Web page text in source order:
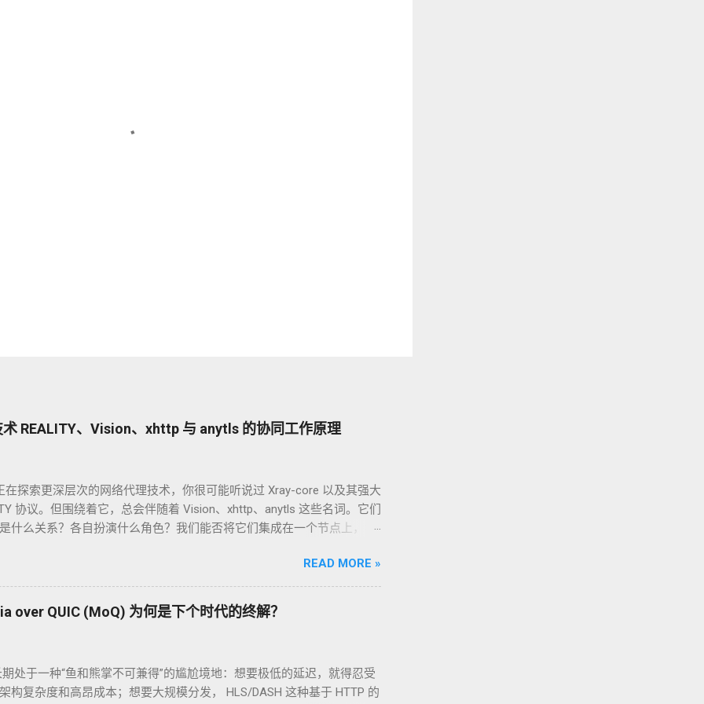
REALITY、Vision、xhttp 与 anytls 的协同工作原理
探索更深层次的网络代理技术，你很可能听说过 Xray-core 以及其强大
协议。但围绕着它，总会伴随着 Vision、xhttp、anytls 这些名词。它们
什么关系？各自扮演什么角色？我们能否将它们集成在一个节点上，打
团队” 首先，我们需要明确一个关键点：xhttp、REALITY、Vision 和
是四个独立并列的技术。它们是开源代理软件 Xray-core 中的技术组
也常常）被配置在一个节点中协同工作，共同构建出一个高度伪装、难
安全代理服务。 可以集成吗？ 当然可以！ 一个典型的、强大的 Xray
把建立一次安全的代理连接想象成一次需要通过严格安检的“秘密潜入”
：你的“通行证”与“目的地伪装” 角色 ：连接建立与身份伪装的核
READ MORE »
over QUIC (MoQ) 为何是下个时代的终解？
处于一种“鱼和熊掌不可兼得”的尴尬境地：想要极低的延迟，就得忍受
构复杂度和高昂成本；想要大规模分发， HLS/DASH 这种基于 HTTP 的